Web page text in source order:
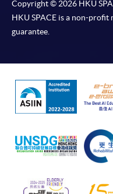
請者是否獲取錄。
免責聲明
本學院為學院開設的其中
卻不能為這些資訊作出任
會保證下列各項：資訊並
Copyright © 2026 HKU
HKU SPACE is a non-
guarantee.